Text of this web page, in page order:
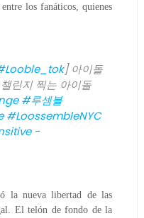
los fanáticos, quienes
] 아이돌
린지 찍는 아이돌
#루셈블
#LoossembleNYC
-
la nueva libertad de las
El telón de fondo de la